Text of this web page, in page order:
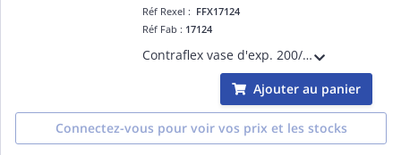
Réf Rexel : FFX17124
Réf Fab : 17124
Contraflex vase d'exp. 200/3,0 [6bar]
Ajouter au panier
Connectez-vous pour voir vos prix et les stocks